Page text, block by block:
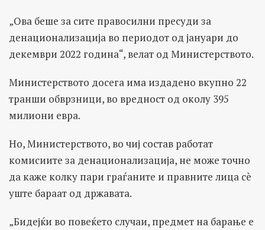
„Ова беше за сите правосилни пресуди за
денационализација во периодот од јануари до
декември 2022 година“, велат од Министерството.
Министерството досега има издадено вкупно 22
транши обврзници, во вредност од околу 395
милиони евра.
Но, Министерството, во чиј состав работат
комисиите за денационализација, не може точно
да каже колку пари граѓаните и правните лица сè
уште бараат од државата.
„Бидејќи во повеќето случаи, предмет на барање е